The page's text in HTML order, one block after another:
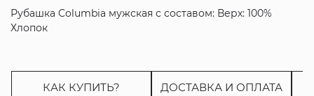
Рубашка Columbia мужская с составом: Верх: 100%
Хлопок
КАК КУПИТЬ? ДОСТАВКА И ОПЛАТА